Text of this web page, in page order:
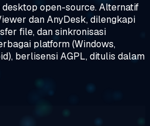
open-source. Alternatif
dan AnyDesk, dilengkapi
file, dan sinkronisasi
platform (Windows,
berlisensi AGPL, ditulis dalam